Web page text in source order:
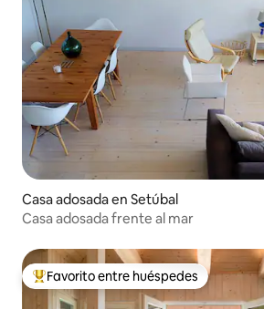
Casa adosada en Setúbal
Casa adosada frente al mar
Favorito entre huéspedes preferido
Favorito entre huéspedes